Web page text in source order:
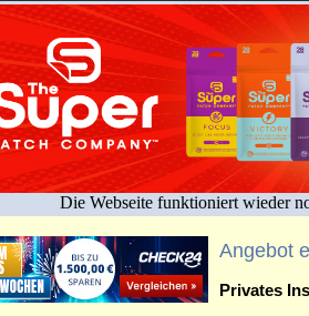
Die Webseite funktioniert wieder
Angebot
Privates